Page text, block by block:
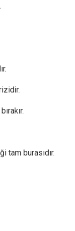
burasıdır.